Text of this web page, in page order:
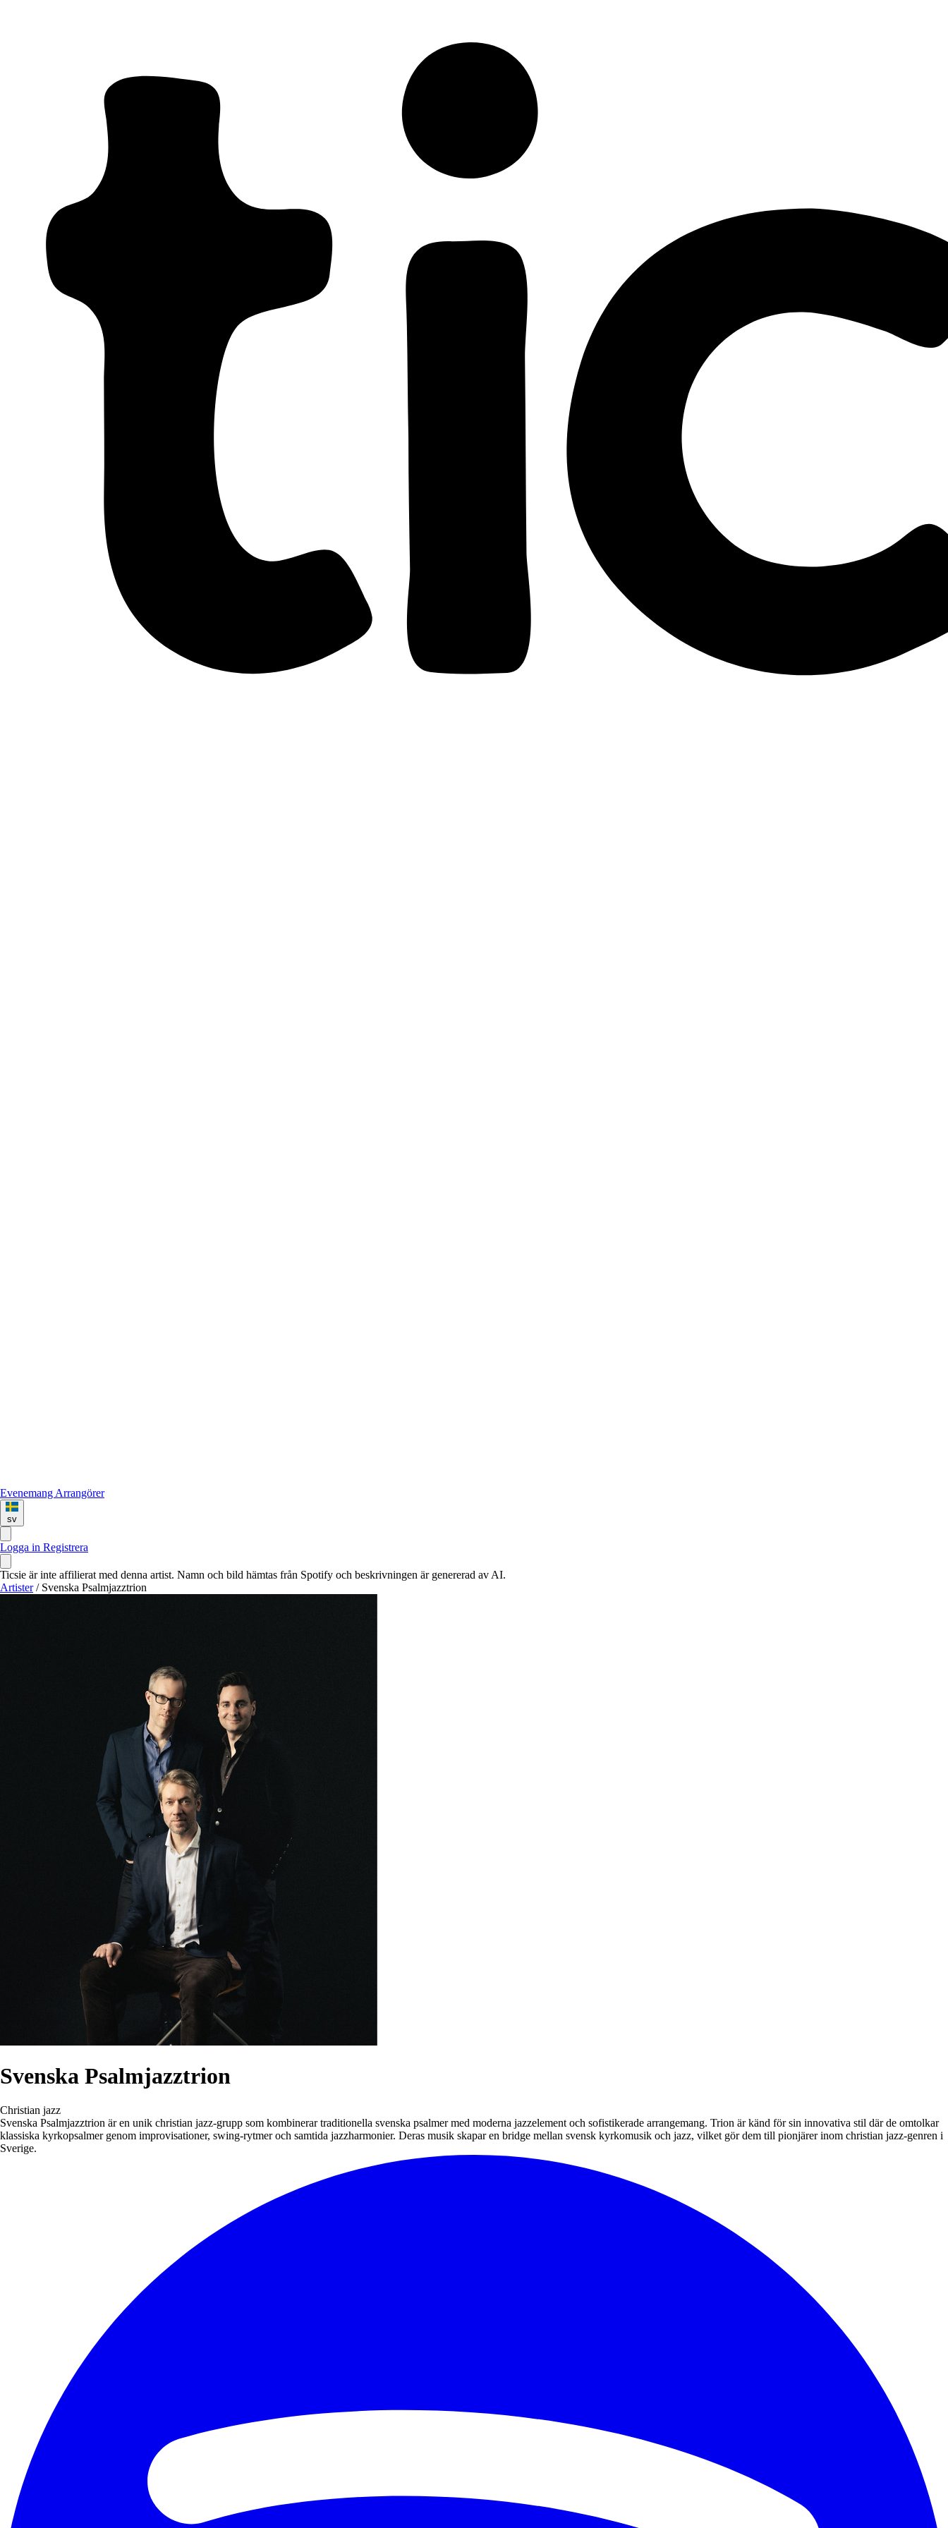
Evenemang Arrangörer
sv
Logga in Registrera
Ticsie är inte affilierat med denna artist. Namn och bild hämtas från Spotify och beskrivningen är genererad av AI.
Artister / Svenska Psalmjazztrion
Svenska Psalmjazztrion
Christian jazz
Svenska Psalmjazztrion är en unik christian jazz-grupp som kombinerar traditionella svenska psalmer med moderna jazzelement och sofistikerade arrangemang. Trion är känd för sin innovativa stil där de omtolkar
klassiska kyrkopsalmer genom improvisationer, swing-rytmer och samtida jazzharmonier. Deras musik skapar en bridge mellan svensk kyrkomusik och jazz, vilket gör dem till pionjärer inom christian jazz-genren i
Sverige.